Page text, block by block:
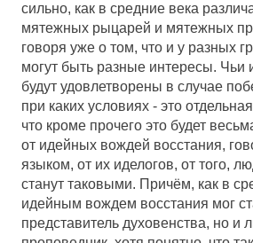
сильно, как в средние века
мятежных рыцарей и мятежных
говоря уже о том, что и у разных
могут быть разные интересы. Чьи
будут удовлетворены в случае
при каких условиях - это
что кроме прочего это будет
от идейных вождей восстания,
языком, от их иделогов, от того,
станут таковыми. Причём, как в
идейным вождем восстания мог
представитель духовенства, но и